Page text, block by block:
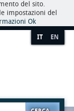
del sito.
impostazioni del
Ok
IT EN